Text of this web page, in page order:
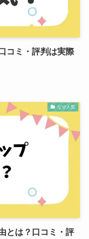
コミ・評判は実際
なぜ人気
とは？口コミ・評